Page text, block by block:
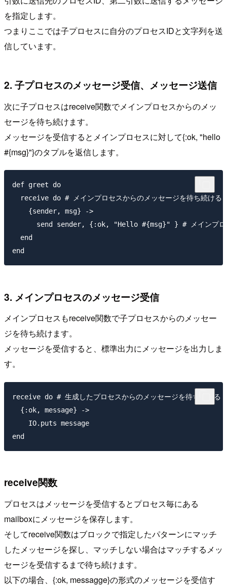
を指定します。
つまりここでは子プロセスに自分のプロセスIDと文字列を送
信しています。
2. 子プロセスのメッセージ受信、メッセージ送信
次に子プロセスはreceive関数でメインプロセスからのメッ
セージを待ち続けます。
メッセージを受信するとメインプロセスに対して{:ok, "hello
#{msg}"}のタプルを返信します。
def greet do
  receive do # メインプロセスからのメッセージを待ち続ける
    {sender, msg} ->
send sender, {:ok, "Hello #{msg}" } # メインプロ
  end
3. メインプロセスのメッセージ受信
メインプロセスもreceive関数で子プロセスからのメッセー
ジを待ち続けます。
メッセージを受信すると、標準出力にメッセージを出力しま
す。
receive do # 生成したプロセスからのメッセージを待ち続ける
  {:ok, message} ->
    IO.puts message
receive関数
プロセスはメッセージを受信するとプロセス毎にある
mailboxにメッセージを保存します。
そしてreceive関数はブロックで指定したパターンにマッチ
したメッセージを探し、マッチしない場合はマッチするメッ
セージを受信するまで待ち続けます。
以下の場合、{:ok, messagge}の形式のメッセージを受信す